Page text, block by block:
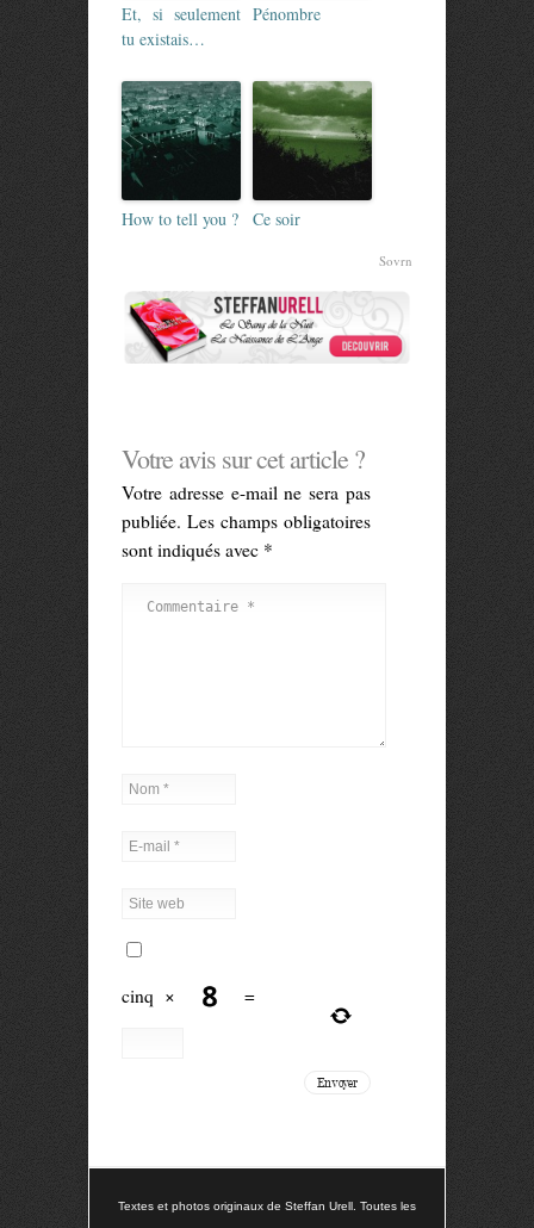
Et, si seulement
tu existais…
Pénombre
How to tell you ? Ce soir
Sovrn
Votre avis sur cet article ?
Votre adresse e-mail ne sera pas
publiée. Les champs obligatoires
sont indiqués avec *
cinq × =
Textes et photos originaux de Steffan Urell. Toutes les